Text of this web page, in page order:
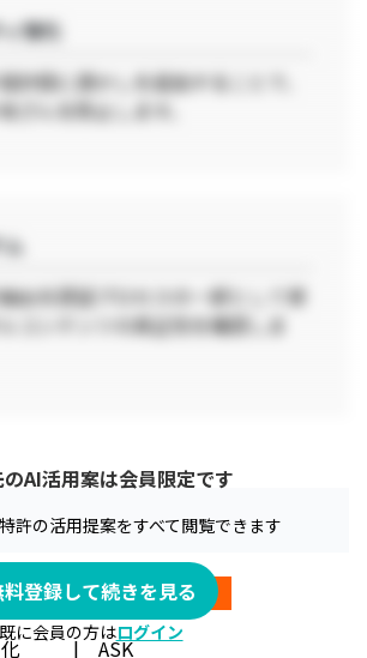
強化
計図に透かしを追加することで、
ざんを防止します。
出を認証プロセスの一部として使
コンテンツの真正性を確認しま
のAI活用案は会員限定です
許の活用提案をすべて閲覧できます
登録して続きを見る
既に会員の方はログイン
譲渡 ライセンス
ス化 | ASK